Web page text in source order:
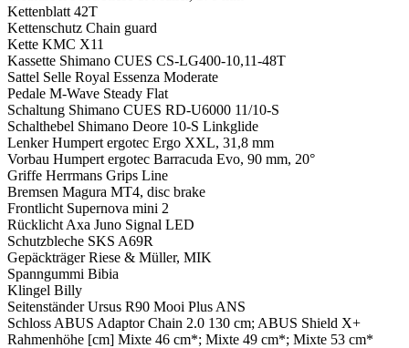
Kettenblatt 42T
Kettenschutz Chain guard
Kette KMC X11
Kassette Shimano CUES CS-LG400-10,11-48T
Sattel Selle Royal Essenza Moderate
Pedale M-Wave Steady Flat
Schaltung Shimano CUES RD-U6000 11/10-S
Schalthebel Shimano Deore 10-S Linkglide
LenkerHumpert ergotec Ergo XXL, 31,8 mm
Vorbau Humpert ergotec Barracuda Evo, 90 mm, 20°
Griffe Herrmans Grips Line
Bremsen Magura MT4, disc brake
Frontlicht Supernova mini 2
Rücklicht Axa Juno Signal LED
Schutzbleche SKS A69R
GepäckträgerRiese & Müller, MIK
Spanngummi Bibia
Klingel Billy
SeitenständerUrsus R90 Mooi Plus ANS
Schloss ABUS Adaptor Chain 2.0 130 cm; ABUS Shield X+
Rahmenhöhe [cm] Mixte 46 cm*; Mixte 49 cm*; Mixte 53 cm*